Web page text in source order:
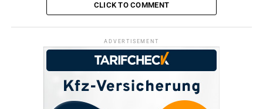
CLICK TO COMMENT
ADVERTISEMENT